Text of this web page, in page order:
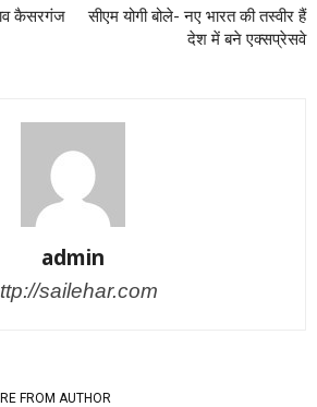
कैसरगंज
सीएम योगी बोले- नए भारत की तस्वीर हैं
देश में बने एक्सप्रेसवे
admin
sailehar.com
FROM AUTHOR